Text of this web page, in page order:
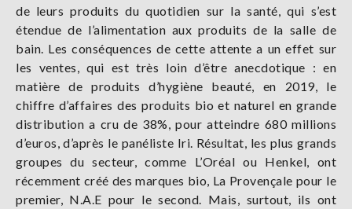
de leurs produits du quotidien sur la santé, qui s’est
étendue de l’alimentation aux produits de la salle de
bain. Les conséquences de cette attente a un effet sur
les ventes, qui est très loin d’être anecdotique : en
matière de produits d’hygiène beauté, en 2019, le
chiffre d’affaires des produits bio et naturel en grande
distribution a cru de 38%, pour atteindre 680 millions
d’euros, d’après le panéliste Iri. Résultat, les plus grands
groupes du secteur, comme L’Oréal ou Henkel, ont
récemment créé des marques bio, La Provençale pour le
premier, N.A.E pour le second. Mais, surtout, ils ont